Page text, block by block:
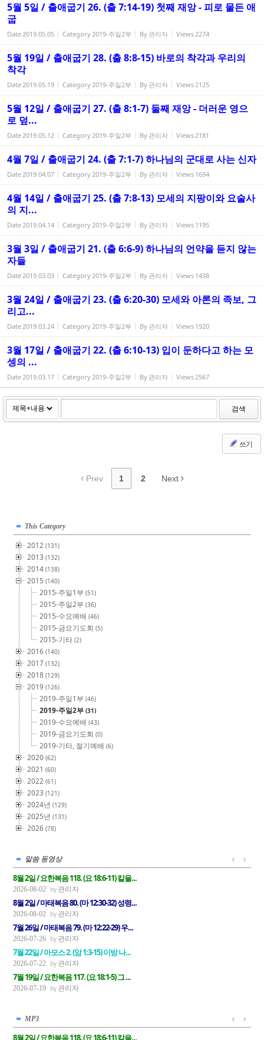
5월 5일 / 출애굽기 26. (출 7:14-19) 첫째 재앙 - 피로 물든 애
굽
Date2019.05.05 Category2019-주일2부 By 관리자 Views2274
5월 19일 / 출애굽기 28. (출 8:8-15) 바로의 착각과 우리의
착각
Date2019.05.19 Category2019-주일2부 By 관리자 Views2125
5월 12일 / 출애굽기 27. (출 8:1-7) 둘째 재앙 - 더러운 영으
로 덮...
Date2019.05.12 Category2019-주일2부 By 관리자 Views2181
4월 7일 / 출애굽기 24. (출 7:1-7) 하나님의 군대로 사는 신자
Date2019.04.07 Category2019-주일2부 By 관리자 Views 1694
4월 14일 / 출애굽기 25. (출 7:8-13) 모세의 지팡이와 요술사
의 지...
Date2019.04.14 Category2019-주일2부 By 관리자 Views 1195
3월 3일 / 출애굽기 21. (출 6:6-9) 하나님의 언약을 듣지 않는
자들
Date2019.03.03 Category2019-주일2부 By 관리자 Views 1438
3월 24일 / 출애굽기 23. (출 6:20-30) 모세와 아론의 족보, 그
리고...
Date2019.03.24 Category2019-주일2부 By 관리자 Views 1920
3월 17일 / 출애굽기 22. (출 6:10-13) 입이 둔하다고 하는 모
셍의 ...
Date2019.03.17 Category2019-주일2부 By 관리자 Views2567
검색
쓰기
Prev 1 2 Next
This Category
2012(131)
2013(132)
2014(138)
2015(140)
2015-주일1부(51)
2015-주일2부(36)
2015-수요예배(46)
2015-금요기도회(5)
2015-기타(2)
2016(140)
2017(132)
2018(129)
2019(126)
2019-주일1부(46)
2019-주일2부(31)
2019-수요예배(43)
2019-금요기도회(0)
2019-기타, 절기예배(6)
2020(62)
2021(60)
2022(61)
2023(121)
2024년(129)
2025년(131)
2026(78)
말씀 동영상
8월 2일 / 요한복음 118. (요 18:6-11) 칼을...
2026-08-02 관리자
8월 2일 / 마태복음 80. (마 12:30-32) 성령...
2026-08-02 관리자
7월 26일 / 마태복음 79. (마 12:22-29) 우...
2026-07-26 관리자
7월 22일 / 아모스 2. (암 1:3-15) 이방 나...
2026-07-22 관리자
7월 19일 / 요한복음 117. (요 18:1-5) 그 ...
2026-07-19 관리자
MP3
8월 2일 / 요한복음 118. (요 18:6-11) 칼을...